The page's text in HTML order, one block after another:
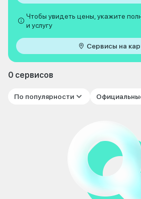
Чтобы увидеть цены, укажите
и услугу
Сервисы на
0 сервисов
По популярности